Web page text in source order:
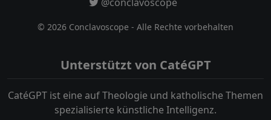
© 2026 Conclavoscope - Alle Rechte vorbehalten
Unterstützt von CatéGPT
CatéGPT ist eine auf Theologie und katholische Themen
spezialisierte künstliche Intelligenz.